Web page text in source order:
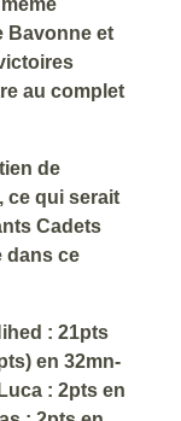
Bavonne et
au complet
de
ce qui serait
Cadets
dans ce
: 21pts
en 32mn-
: 2pts en